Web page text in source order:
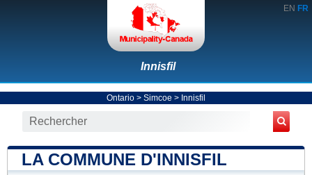
EN FR
Innisfil
Ontario > Simcoe > Innisfil
LA COMMUNE D'INNISFIL